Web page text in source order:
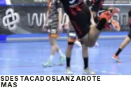
DESTACADOSLANZAROTE